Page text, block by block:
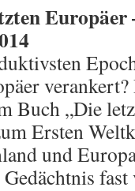
Europäer
verankert?
Buch „Die
Ersten
und